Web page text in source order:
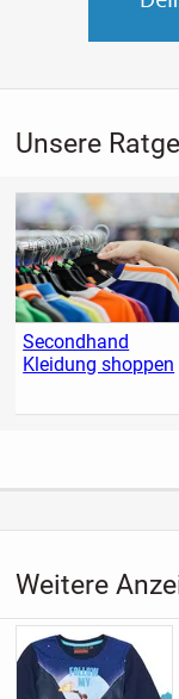
Unsere
Secondhand
Kleidung shoppen
Weitere